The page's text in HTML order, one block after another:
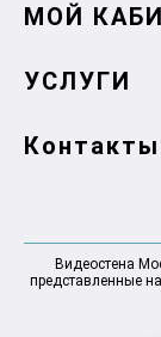
МОЙ
УСЛУГИ
Контакты
Видеостена
представленные